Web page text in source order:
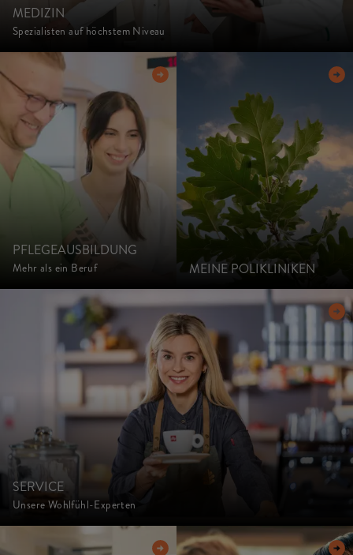
MEDIZIN
Spezialisten auf höchstem Niveau
PFLEGEAUSBILDUNG
Mehr als ein Beruf MEINE POLIKLINIKEN
SERVICE
Unsere Wohlfühl-Experten